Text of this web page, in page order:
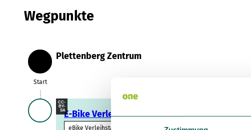
Wegpunkte
Start
Start
Plettenberg Zentrum
CC-
BY-
SAE-Bike Verleih
eBike Verleihstation